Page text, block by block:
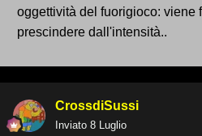
oggettività del fuorigioco: viene
prescindere dall'intensità..
CrossdiSussi
Inviato 8 Luglio